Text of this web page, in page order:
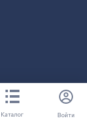
Каталог Войти
2026